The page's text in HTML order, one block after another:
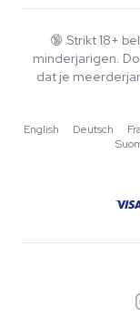
Veelgestelde
Privacybeleid
Wiki
Muziek
Redactionele
Tools & Calculators
🔞 Strikt 18+
minderjarigen.
dat je
English
·Deutsch ·